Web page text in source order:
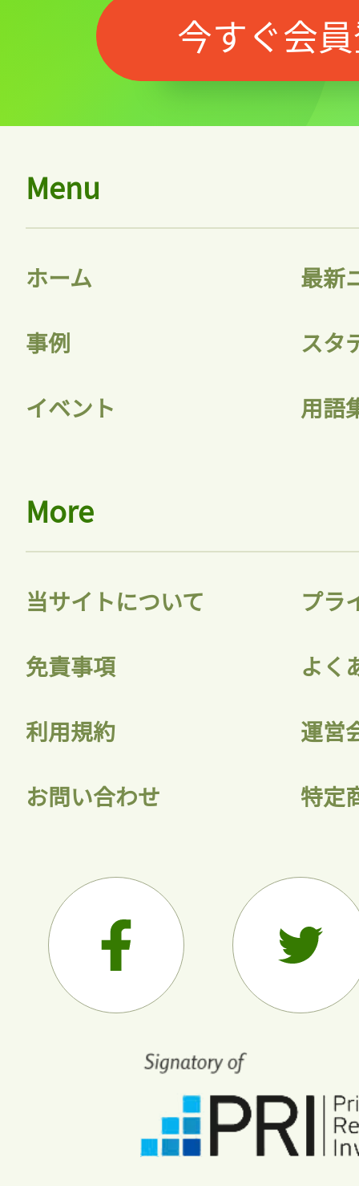
今すぐ会
Menu
ホーム 最新
事例 スタ
イベント 用語
More
当サイトについて プラ
免責事項 よく
利用規約 運営
お問い合わせ 特定